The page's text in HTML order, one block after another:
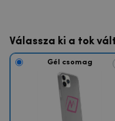
Válassza ki a tok
Gél csomag